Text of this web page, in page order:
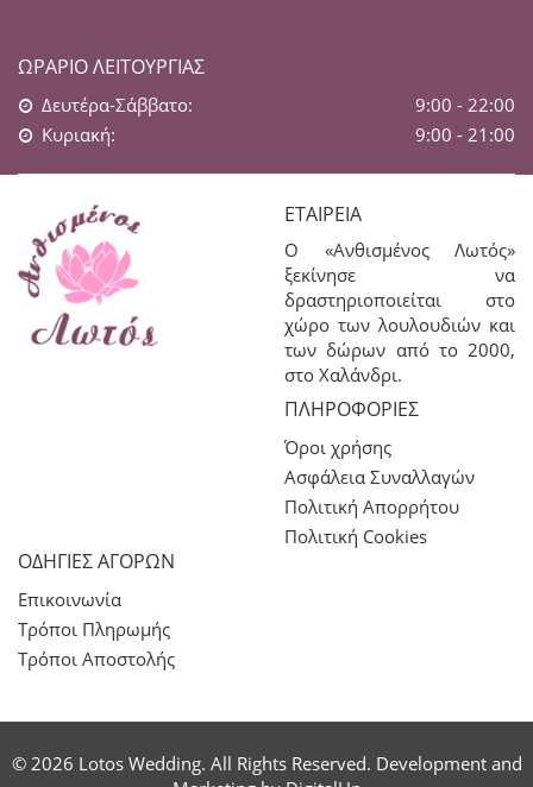
ΩΡΆΡΙΟ ΛΕΙΤΟΥΡΓΊΑΣ
Δευτέρα-Σάββατο:
9:00 - 22:00
Κυριακή:
9:00 - 21:00
ΕΤΑΙΡΕΊΑ
Ο «Ανθισμένος Λωτός»
ξεκίνησε να
δραστηριοποιείται στο
χώρο των λουλουδιών και
των δώρων από το 2000,
στο Χαλάνδρι.
ΠΛΗΡΟΦΟΡΊΕΣ
Όροι χρήσης
Ασφάλεια Συναλλαγών
Πολιτική Απορρήτου
Πολιτική Cookies
ΟΔΗΓΙΕΣ ΑΓΟΡΩΝ
Επικοινωνία
Τρόποι Πληρωμής
Τρόποι Αποστολής
© 2026 Lotos Wedding. All Rights Reserved. Development and